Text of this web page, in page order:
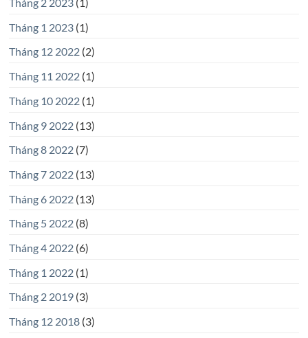
Tháng 1 2023(1)
Tháng 12 2022(2)
Tháng 11 2022(1)
Tháng 10 2022(1)
Tháng 9 2022(13)
Tháng 8 2022(7)
Tháng 7 2022(13)
Tháng 6 2022(13)
Tháng 5 2022(8)
Tháng 4 2022(6)
Tháng 1 2022(1)
Tháng 2 2019(3)
Tháng 12 2018(3)